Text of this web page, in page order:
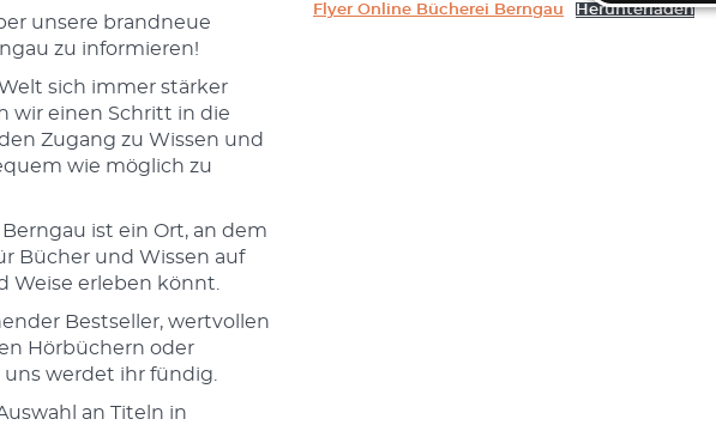
unsere brandneue
zu informieren!
sich immer stärker
wir einen Schritt in die
Zugang zu Wissen und
wie möglich zu
ist ein Ort, an dem
Bücher und Wissen auf
Weise erleben könnt.
Bestseller, wertvollen
Hörbüchern oder
werdet ihr fündig.
an Titeln in
Flyer Online Bücherei Berngau
Herunterladen